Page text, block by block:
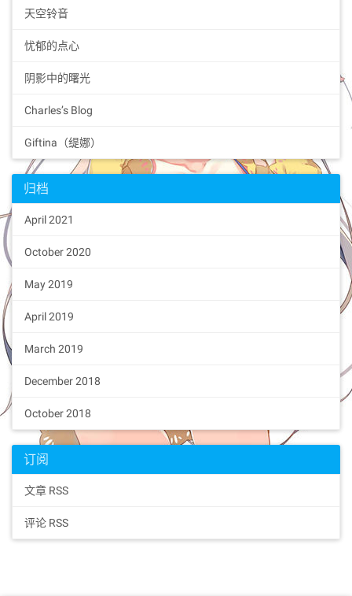
天空铃音
忧郁的点心
阴影中的曙光
Charles’s Blog
Giftina（缇娜）
归档
April 2021
October 2020
May 2019
April 2019
March 2019
December 2018
October 2018
订阅
文章 RSS
评论 RSS